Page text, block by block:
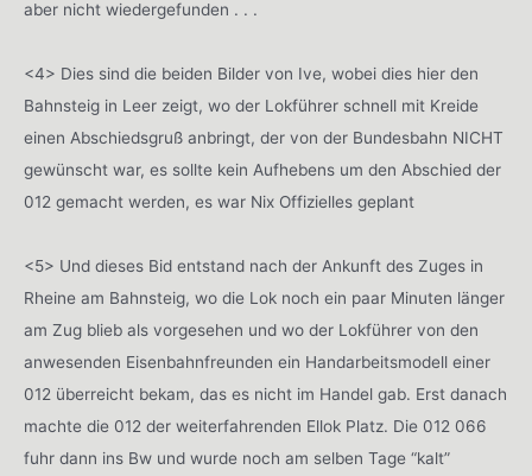
aber nicht wiedergefunden . . .
<4> Dies sind die beiden Bilder von Ive, wobei dies hier den
Bahnsteig in Leer zeigt, wo der Lokführer schnell mit Kreide
einen Abschiedsgruß anbringt, der von der Bundesbahn NICHT
gewünscht war, es sollte kein Aufhebens um den Abschied der
012 gemacht werden, es war Nix Offizielles geplant
<5> Und dieses Bid entstand nach der Ankunft des Zuges in
Rheine am Bahnsteig, wo die Lok noch ein paar Minuten länger
am Zug blieb als vorgesehen und wo der Lokführer von den
anwesenden Eisenbahnfreunden ein Handarbeitsmodell einer
012 überreicht bekam, das es nicht im Handel gab. Erst danach
machte die 012 der weiterfahrenden Ellok Platz. Die 012 066
fuhr dann ins Bw und wurde noch am selben Tage “kalt”